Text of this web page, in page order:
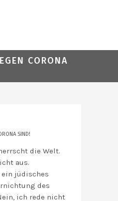
CORONA
SIND!
die Welt.
aus.
jüdisches
des
ich rede nicht